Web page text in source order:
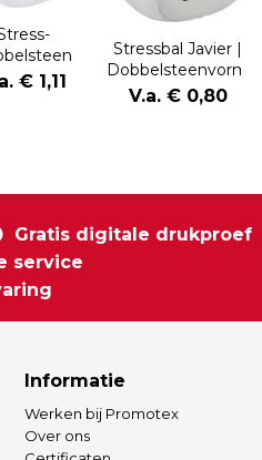
| Zacht
schuim
€ 1,11
Stressbal Javier |
Dobbelsteenvorm
V.a. € 0,80
Gratis digitale drukproef
service
Informatie
Werken bij Promotex
Over ons